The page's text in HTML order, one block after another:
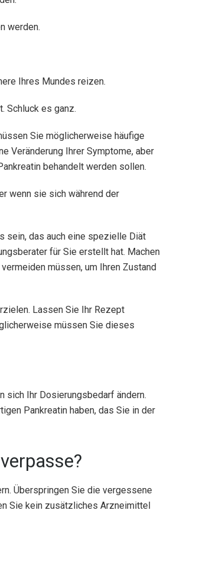
werden.
Ihres Mundes reizen.
Schluck es ganz.
Sie möglicherweise häufige
Veränderung Ihrer Symptome, aber
behandelt werden sollen.
wenn sie sich während der
sein, das auch eine spezielle Diät
für Sie erstellt hat. Machen
müssen, um Ihren Zustand
Lassen Sie Ihr Rezept
müssen Sie dieses
sich Ihr Dosierungsbedarf ändern.
Pankreatin haben, das Sie in der
Überspringen Sie die vergessene
Sie kein zusätzliches Arzneimittel